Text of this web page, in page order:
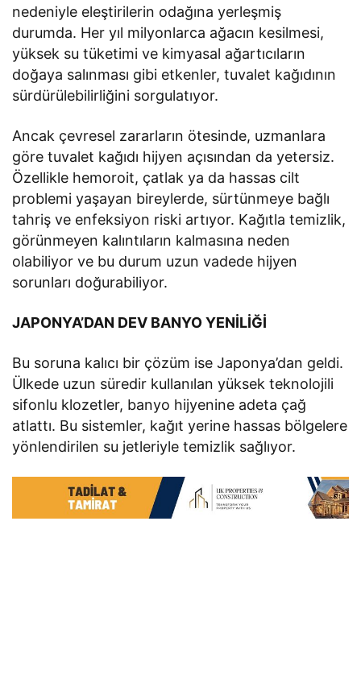
nedeniyle eleştirilerin odağına yerleşmiş
durumda. Her yıl milyonlarca ağacın kesilmesi,
yüksek su tüketimi ve kimyasal ağartıcıların
doğaya salınması gibi etkenler, tuvalet kağıdının
sürdürülebilirliğini sorgulatıyor.
Ancak çevresel zararların ötesinde, uzmanlara
göre tuvalet kağıdı hijyen açısından da yetersiz.
Özellikle hemoroit, çatlak ya da hassas cilt
problemi yaşayan bireylerde, sürtünmeye bağlı
tahriş ve enfeksiyon riski artıyor. Kağıtla temizlik,
görünmeyen kalıntıların kalmasına neden
olabiliyor ve bu durum uzun vadede hijyen
sorunları doğurabiliyor.
JAPONYA’DAN DEV BANYO YENİLİĞİ
Bu soruna kalıcı bir çözüm ise Japonya’dan geldi.
Ülkede uzun süredir kullanılan yüksek teknolojili
sifonlu klozetler, banyo hijyenine adeta çağ
atlattı. Bu sistemler, kağıt yerine hassas bölgelere
yönlendirilen su jetleriyle temizlik sağlıyor.